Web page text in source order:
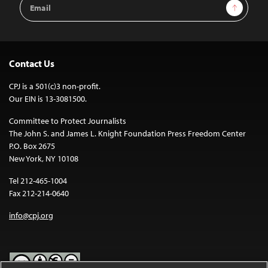
Address
Sign Up
Contact Us
CPJ is a 501(c)3 non-profit.
Our EIN is 13-3081500.
Committee to Protect Journalists
The John S. and James L. Knight Foundation Press Freedom Center
P.O. Box 2675
New York, NY 10108
Tel 212-465-1004
Fax 212-214-0640
info@cpj.org